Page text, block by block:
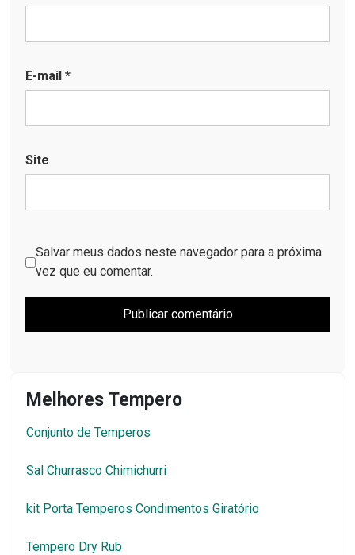
E-mail *
Site
Salvar meus dados neste navegador para a próxima
vez que eu comentar.
Melhores Tempero
Conjunto de Temperos
Sal Churrasco Chimichurri
kit Porta Temperos Condimentos Giratório
Tempero Dry Rub